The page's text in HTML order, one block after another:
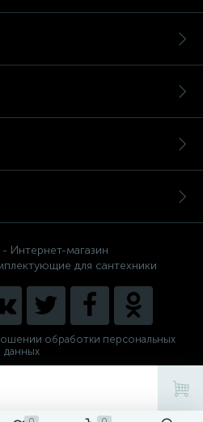
Интернет-магазин
для сантехники
обработки персональных
данных